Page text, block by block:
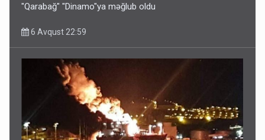
"Qarabağ" "Dinamo"ya məğlub oldu
6 Avqust 22:59